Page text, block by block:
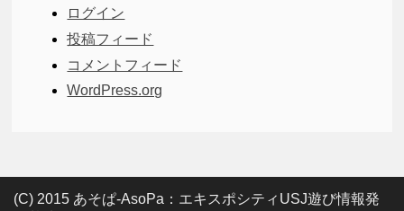
ログイン
投稿フィード
コメントフィード
WordPress.org
(C) 2015 あそぱ-AsoPa：エキスポシティUSJ遊び情報発